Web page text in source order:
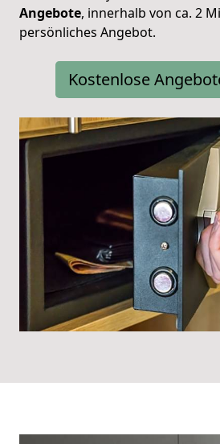
Angebote, innerhalb von ca. 2
persönliches Angebot.
Kostenlose